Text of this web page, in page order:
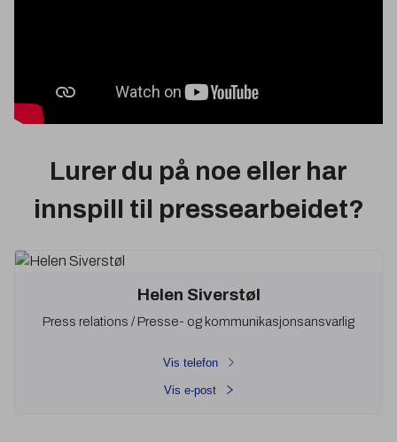
Lurer du på noe eller har
innspill til pressearbeidet?
Helen Siverstøl
Press relations / Presse- og kommunikasjonsansvarlig
Vis telefon
Vis e-post